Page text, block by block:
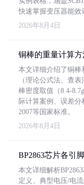
快速掌握变压器能效
2026年8月4日
铜棒的重量计算
本文详细介绍了铜
（理论公式法、查
棒密度取值（8.4-
际计算案例、误差分
2007等国家标准。
2026年8月4日
BP2863芯片各引
本文详细解析
定义、典型电压/电